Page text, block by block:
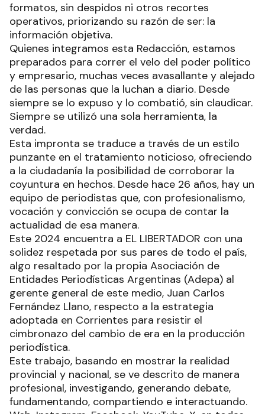
formatos, sin despidos ni otros recortes
operativos, priorizando su razón de ser: la
información objetiva.
Quienes integramos esta Redacción, estamos
preparados para correr el velo del poder político
y empresario, muchas veces avasallante y alejado
de las personas que la luchan a diario. Desde
siempre se lo expuso y lo combatió, sin claudicar.
Siempre se utilizó una sola herramienta, la
verdad.
Esta impronta se traduce a través de un estilo
punzante en el tratamiento noticioso, ofreciendo
a la ciudadanía la posibilidad de corroborar la
coyuntura en hechos. Desde hace 26 años, hay un
equipo de periodistas que, con profesionalismo,
vocación y convicción se ocupa de contar la
actualidad de esa manera.
Este 2024 encuentra a EL LIBERTADOR con una
solidez respetada por sus pares de todo el país,
algo resaltado por la propia Asociación de
Entidades Periodísticas Argentinas (Adepa) al
gerente general de este medio, Juan Carlos
Fernández Llano, respecto a la estrategia
adoptada en Corrientes para resistir el
cimbronazo del cambio de era en la producción
periodística.
Este trabajo, basando en mostrar la realidad
provincial y nacional, se ve descrito de manera
profesional, investigando, generando debate,
fundamentando, compartiendo e interactuando.